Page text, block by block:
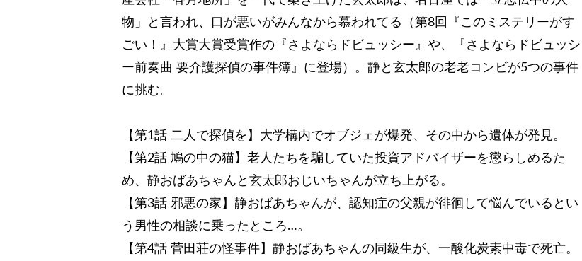
物」と言われ、口が悪いがみんなから慕われてる（第8回『このミステリーがす
ごい！』大賞大賞受賞作の『さよならドビュッシー』や、『さよならドビュッシ
ー前奏曲 要介護探偵の事件簿』に登場）。静と玄太郎の老老コンビが5つの事件
に挑む。
【第1話 二人で探偵を】大学構内でオブジェが爆発、その中から遺体が発見。
【第2話 鳩の中の猫】老人たちを騙していた投資アドバイザーを懲らしめるた
め、静おばあちゃんと玄太郎おじいちゃんが立ち上がる。
【第3話 邪悪の家】静おばあちゃんが、認知症の父親が徘徊して悩んでいるとい
う男性の相談に乗ったところ…。
【第4話 菅田荘の怪事件】静おばあちゃんの同級生が、一酸化炭素中毒で死亡。